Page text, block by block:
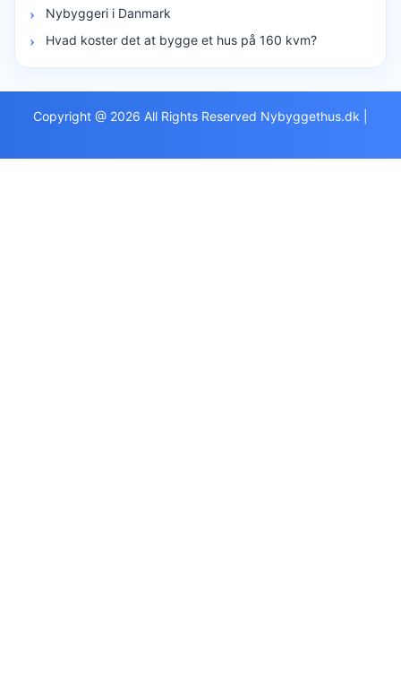
Nybyggeri i Danmark
Hvad koster det at bygge et hus på 160 kvm?
Copyright @ 2026 All Rights Reserved Nybyggethus.dk